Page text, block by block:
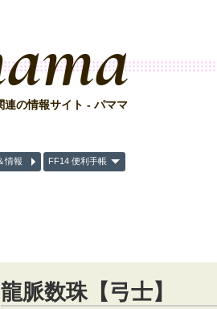
の情報サイト - パママ
情報 FF14 便利手帳
龍脈数珠【弓士】